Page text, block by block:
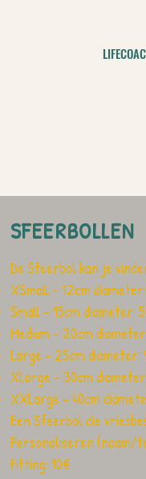
SFEERBOLLEN
De Sfeerbol kan je
XSmall - 12cm
Small - 15cm diameter:
Medium - 20cm
Large - 25cm diameter:
XLarge - 30cm
XXLarge - 40cm
Een Sfeerbol die
Personaliseren (naam/
Fitting: 10€